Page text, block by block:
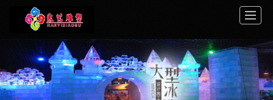
关于寒艺 案例展示 服务中心 工程介绍 视频展示 联系我们